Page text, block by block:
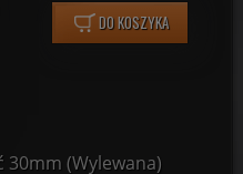
DO KOSZYKA
30mm (Wylewana)